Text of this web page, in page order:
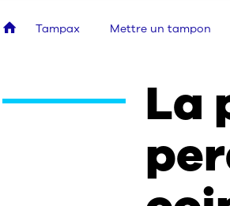
Tampax Mettre un tampon
La